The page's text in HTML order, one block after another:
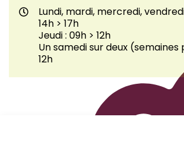
Lundi, mardi, mercredi,
14h > 17h
Jeudi : 09h > 12h
Un samedi sur deux (semaines
12h